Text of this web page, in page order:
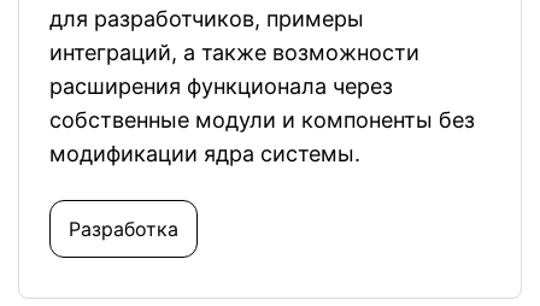
для разработчиков, примеры
интеграций, а также возможности
расширения функционала через
собственные модули и компоненты без
модификации ядра системы.
Разработка